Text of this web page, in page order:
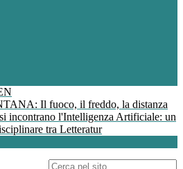
Il fuoco, il freddo, la distanza
incontrano l'Intelligenza Artificiale: un
tra Letteratur